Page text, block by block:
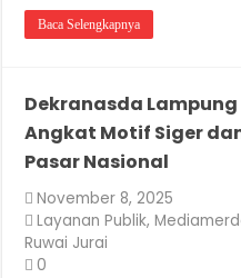
Baca Selengkapnya
Dekranasda
Angkat Motif Siger
Pasar Nasional
November 8, 2025
Layanan Publik,
Ruwai Jurai
0